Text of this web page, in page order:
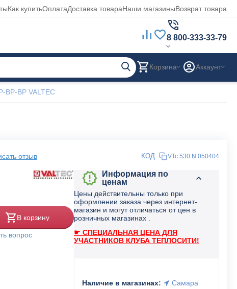
Как купитьОплатаДоставка товараНаши магазиныВозврат товара
8 800-333-33-79
Корзина Аккаунт
ВР-ВР VALTEC
отзыв КОД: VTc.530.N.050404
В корзину
вопрос
Информация по
ценам
Цены действительны только при
оформлении заказа через интернет-
магазин и могут отличаться от цен в
розничных магазинах .
☛ СПЕЦИАЛЬНАЯ ЦЕНА ДЛЯ
УЧАСТНИКОВ КЛУБА ТЕПЛОСИТИ!
Наличие в магазинах:
Самара